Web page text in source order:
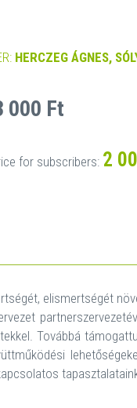
HERCZEG ÁGNES,
000 Ft
for subscribers: 2
elismertségét
Továbbá